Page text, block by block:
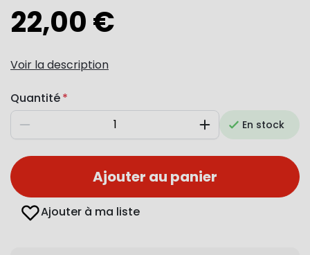
22,00 €
Voir la description
Quantité
Diminuer AugmenterEn stock
Ajouter au panier
Ajouter à ma liste